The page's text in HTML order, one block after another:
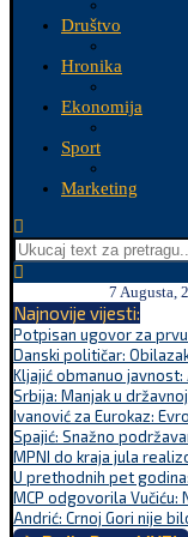
Društvo
Hronika
Ekonomija
Sport
Marketing
7 Augusta,
Najnovije vijesti:
Potpisan ugovor za
Danski političar:
Kljajić obmanuo
Srbija: Manjak u
Ivanović za Eurokaz:
Spajić: Snažno
MPNI do kraja jula
U prethodnih pet
MCP odgovorila
Andrić: Crnoj Gori nije